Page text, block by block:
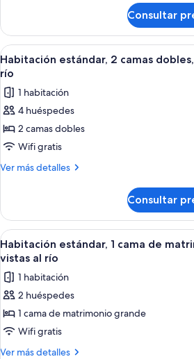
matrimonio
grande,
no
fumadores,
frigorífico
estándar,
cama
de
grande,
no
fumadores,
frigorífico
Consultar
Abrir
todas
las
fotos
de
Habitación
estándar,
2
frigorífico,
vistas
al
río
5
Habitación estándar, 2 camas
río
1 habitación
4 huéspedes
2 camas dobles
Wifi gratis
Ver más detalles
Más
estándar,
camas
dobles,
vistas
al
Consultar
Abrir
todas
las
fotos
de
Habitación
estándar,
1
Una
5
Habitación estándar, 1 cama de
vistas al río
1 habitación
2 huéspedes
1 cama de matrimonio grande
Wifi gratis
Ver más detalles
Más